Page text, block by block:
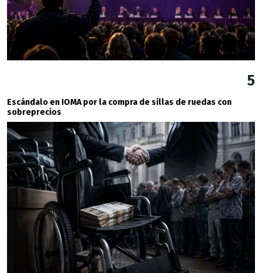
5
Escándalo en IOMA por la compra de sillas de ruedas con
sobreprecios